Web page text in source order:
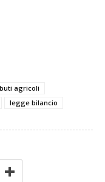
agricoli
legge bilancio